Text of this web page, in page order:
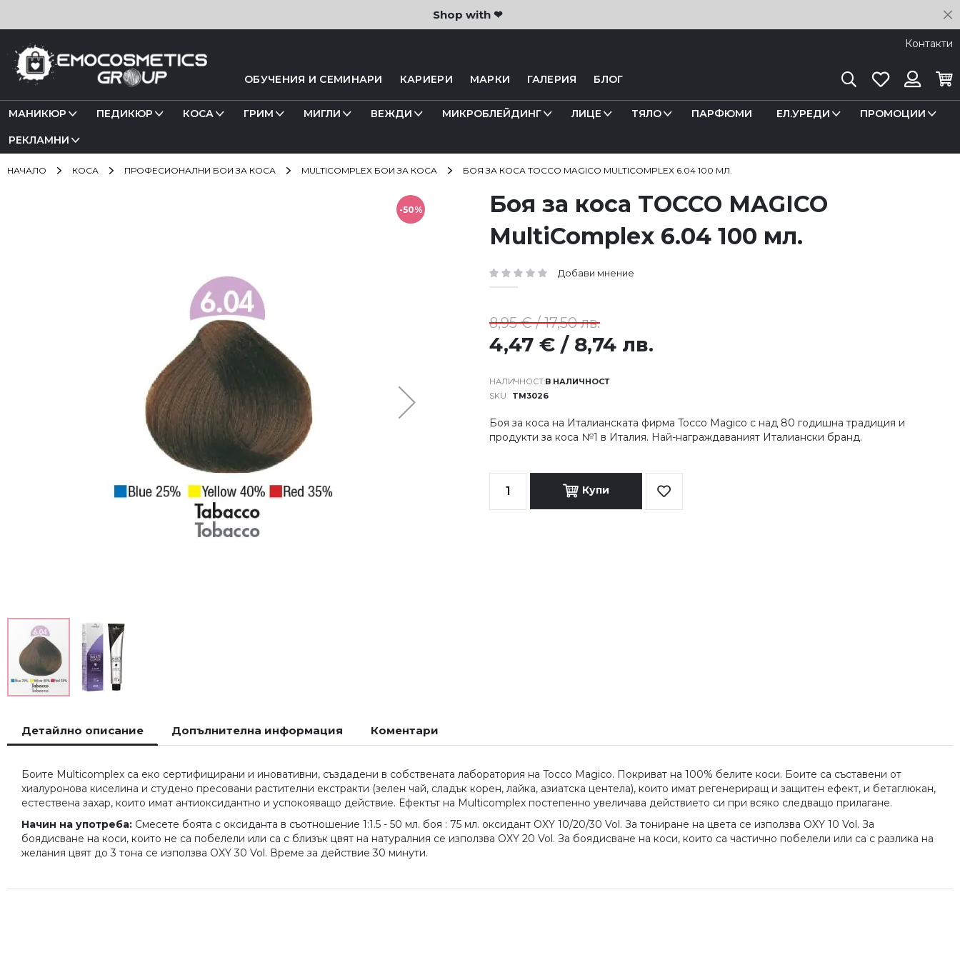
Shop with ❤
Прескачане
към
съдържанието
Контакти
ОБУЧЕНИЯ И СЕМИНАРИ КАРИЕРИ МАРКИ ГАЛЕРИЯ БЛОГ
ТърсенеЛюбими
МАНИКЮР ПЕДИКЮР КОСА ГРИМ МИГЛИ ВЕЖДИ МИКРОБЛЕЙДИНГ ЛИЦЕ ТЯЛО ПАРФЮМИ ЕЛ.УРЕДИ ПРОМОЦИИ
РЕКЛАМНИ
НАЧАЛО КОСА ПРОФЕСИОНАЛНИ БОИ ЗА КОСА MULTICOMPLEX БОИ ЗА КОСА БОЯ ЗА КОСА TOCCO MAGICO MULTICOMPLEX 6.04 100 МЛ.
Боя за коса TOCCO MAGICO
MultiComplex 6.04 100 мл.
рейтинг: Добави мнение
В НАЛИЧНОСТ
SKU
TM3026
Боя за коса на Италианската фирма Tocco Magico с над 80 годишна традиция и
продукти за коса №1 в Италия. Най-награждаваният Италиански бранд.
4,47 € / 8,74 лв.
8,95 € / 17,50 лв.
Купи
Добави
в
-50%
началото
на
със
снимки
Детайлно описание
Боите Multicomplex са еко сертифицирани и иновативни, създадени в собствената лаборатория на Tocco Magico. Покриват на 100% белите коси. Боите са съставени от
хиалуронова киселина и студено пресовани растителни екстракти (зелен чай, сладък корен, лайка, азиатска центела), които имат регенериращ и защитен ефект, и бетаглюкан,
естествена захар, които имат антиоксидантно и успокояващо действие. Ефектът на Multicomplex постепенно увеличава действието си при всяко следващо прилагане.
Начин на употреба: Смесете боята с оксиданта в съотношение 1:1.5 - 50 мл. боя : 75 мл. оксидант OXY 10/20/30 Vol. За тониране на цвета се използва OXY 10 Vol. За
боядисване на коси, които не са побелели или са с близък цвят на натуралния се използва OXY 20 Vol. За боядисване на коси, които са частично побелели или са с разлика на
желания цвят до 3 тона се използва OXY 30 Vol. Време за действие 30 минути.
Допълнителна информация Коментари